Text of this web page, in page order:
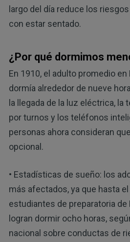
largo del día reduce los
con estar sentado.
¿Por qué dormimos
En 1910, el adulto promedio
dormía alrededor de nueve
la llegada de la luz eléctrica, la
por turnos y los teléfonos
personas ahora consideran
opcional.
• Estadísticas de sueño: los
más afectados, ya que hasta el
estudiantes de preparatoria de
logran dormir ocho horas,
nacional sobre conductas de